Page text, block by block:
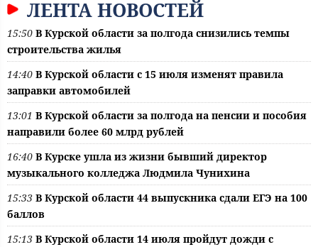
ЛЕНТА НОВОСТЕЙ
15:50 В Курской области за полгода снизились темпы
строительства жилья
14:40 В Курской области с 15 июля изменят правила
заправки автомобилей
13:01 В Курской области за полгода на пенсии и пособия
направили более 60 млрд рублей
16:40 В Курске ушла из жизни бывший директор
музыкального колледжа Людмила Чунихина
15:33 В Курской области 44 выпускника сдали ЕГЭ на 100
баллов
15:13 В Курской области 14 июля пройдут дожди с